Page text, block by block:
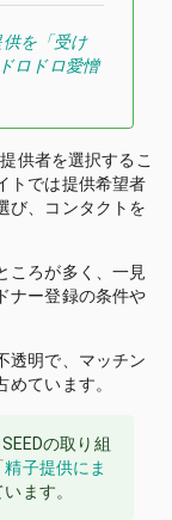
を「受け
ロドロ愛憎
供者を選択するこ
トでは提供希望者
び、コンタクトを
ころが多く、一見
ナー登録の条件や
透明で、マッチン
ています。
の取り組
精子提供にま
ます。